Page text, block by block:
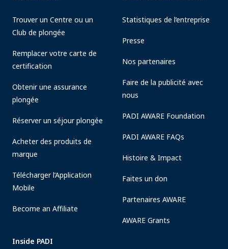
Trouver un Centre ou un
Club de plongée
Remplacer votre carte de
certification
Obtenir une assurance
plongée
Réserver un séjour plongée
Acheter des produits de
marque
Télécharger l’Application
Mobile
Become an Affiliate
Inside PADI
Statistiques de l’entreprise
Presse
Nos partenaires
Faire de la publicité avec
nous
PADI AWARE Foundation
PADI AWARE FAQs
Histoire & Impact
Faites un don
Partenaires AWARE
AWARE Grants